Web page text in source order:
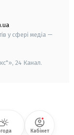
у сфері медіа —
24 Канал.
Кабінет